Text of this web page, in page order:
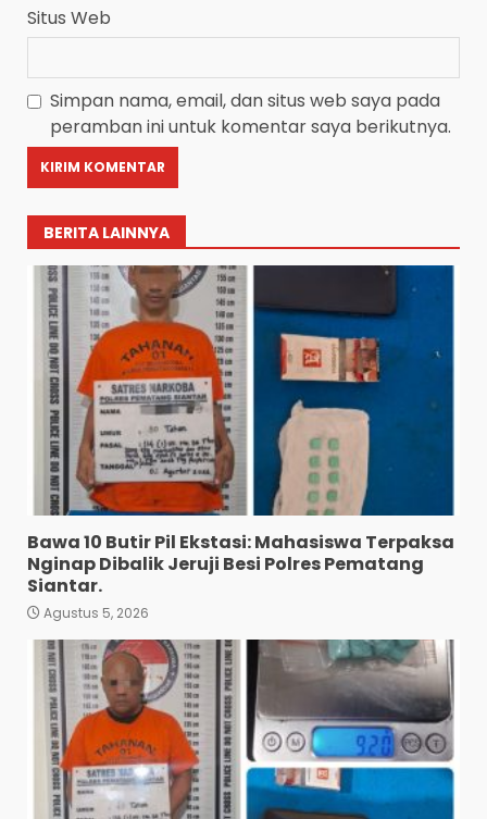
Situs Web
Simpan nama, email, dan situs web saya pada
peramban ini untuk komentar saya berikutnya.
BERITA LAINNYA
Bawa 10 Butir Pil Ekstasi: Mahasiswa Terpaksa
Nginap Dibalik Jeruji Besi Polres Pematang
Siantar.
Agustus 5, 2026
3
Anak Diduga Diringkus
Polsek Siantar Utara.
Agustus 5, 2026
Polresta Deli Serdang Bekuk
Dua Pengedar Narkoba di
Pagar Merbau.